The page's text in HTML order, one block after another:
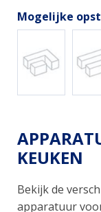
Mogelijke
KEUKEN
Bekijk de
apparatuur